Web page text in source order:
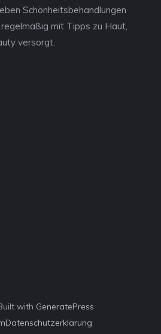
Schönheitsbehandlungen
mit Tipps zu Haut,
versorgt.
with GeneratePress
Datenschutzerklärung